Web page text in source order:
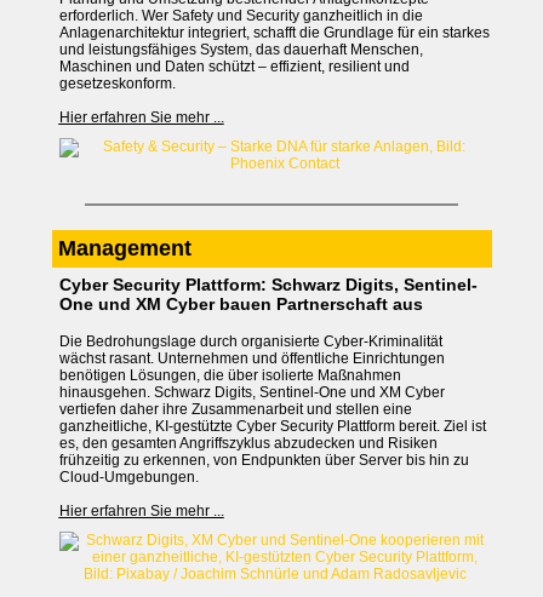
erforderlich. Wer Safety und Security ganzheitlich in die
Anlagenarchitektur integriert, schafft die Grundlage für ein starkes
und leistungsfähiges System, das dauerhaft Menschen,
Maschinen und Daten schützt – effizient, resilient und
gesetzeskonform.
Hier erfahren Sie mehr ...
Management
Cyber Security Plattform: Schwarz Digits, Sentinel-
One und XM Cyber bauen Partnerschaft aus
Die Bedrohungslage durch organisierte Cyber-Kriminalität
wächst rasant. Unternehmen und öffentliche Einrichtungen
benötigen Lösungen, die über isolierte Maßnahmen
hinausgehen. Schwarz Digits, Sentinel-One und XM Cyber
vertiefen daher ihre Zusammenarbeit und stellen eine
ganzheitliche, KI-gestützte Cyber Security Plattform bereit. Ziel ist
es, den gesamten Angriffszyklus abzudecken und Risiken
frühzeitig zu erkennen, von Endpunkten über Server bis hin zu
Cloud-Umgebungen.
Hier erfahren Sie mehr ...